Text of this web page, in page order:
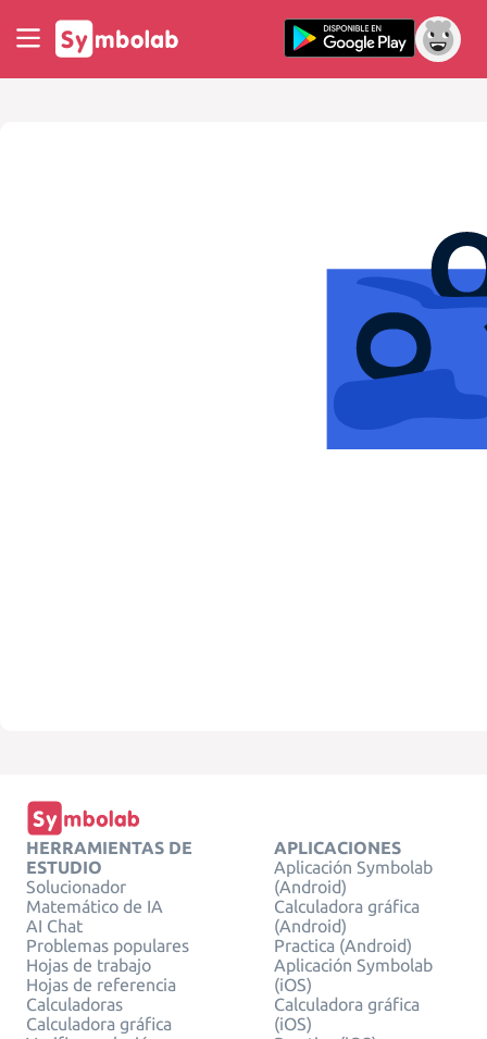
HERRAMIENTAS DE
ESTUDIO
Solucionador
Matemático de IA
AI Chat
Problemas populares
Hojas de trabajo
Hojas de referencia
Calculadoras
Calculadora gráfica
APLICACIONES
Aplicación Symbolab
(Android)
Calculadora gráfica
(Android)
Practica (Android)
Aplicación Symbolab
(iOS)
Calculadora gráfica
(iOS)